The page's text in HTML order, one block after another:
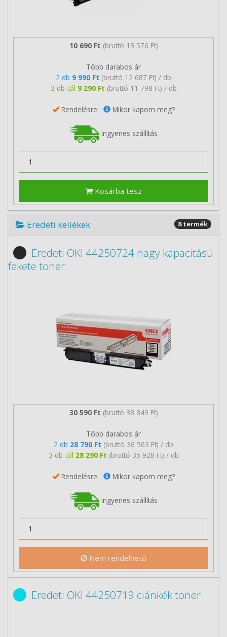
10 690 Ft (bruttó 13 576 Ft)
Több darabos ár
2 db 9 990 Ft (bruttó 12 687 Ft) / db
3 db-tól 9 290 Ft (bruttó 11 798 Ft) / db
Rendelésre Mikor kapom meg?
Ingyenes szállítás
Kosárba tesz
Eredeti kellékek 8 termék
Eredeti OKI 44250724 nagy kapacitású
fekete toner
30 590 Ft (bruttó 38 849 Ft)
Több darabos ár
2 db 28 790 Ft (bruttó 36 563 Ft) / db
3 db-tól 28 290 Ft (bruttó 35 928 Ft) / db
Rendelésre Mikor kapom meg?
Ingyenes szállítás
Nem rendelhető
Eredeti OKI 44250719 ciánkék toner